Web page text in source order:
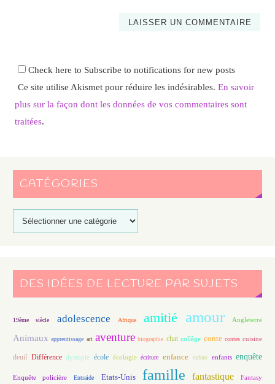
Check here to Subscribe to notifications for new posts
Ce site utilise Akismet pour réduire les indésirables. En savoir
plus sur la façon dont les données de vos commentaires sont
traitées.
CATÉGORIES
DES IDÉES DE LECTURE PAR SUJETS
19ème siècle adolescence Afrique amitié amour Angleterre
Animaux apprentissage art aventure biographie chat collège conte contes cuisine
deuil Différence dystopie école écologie écriture enfance enfant enfants enquête
Enquête policière Entraide Etats-Unis famille fantastique Fantasy